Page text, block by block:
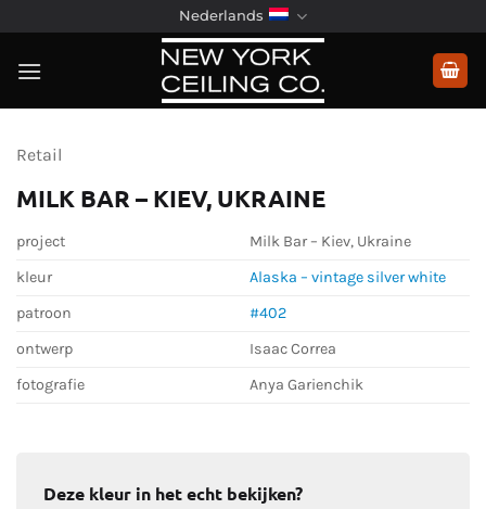
naar
inhoud
Nederlands
Retail
MILK BAR – KIEV, UKRAINE
project
Milk Bar – Kiev, Ukraine
kleur
Alaska – vintage silver white
patroon
#402
ontwerp
Isaac Correa
fotografie
Anya Garienchik
Deze kleur in het echt bekijken?